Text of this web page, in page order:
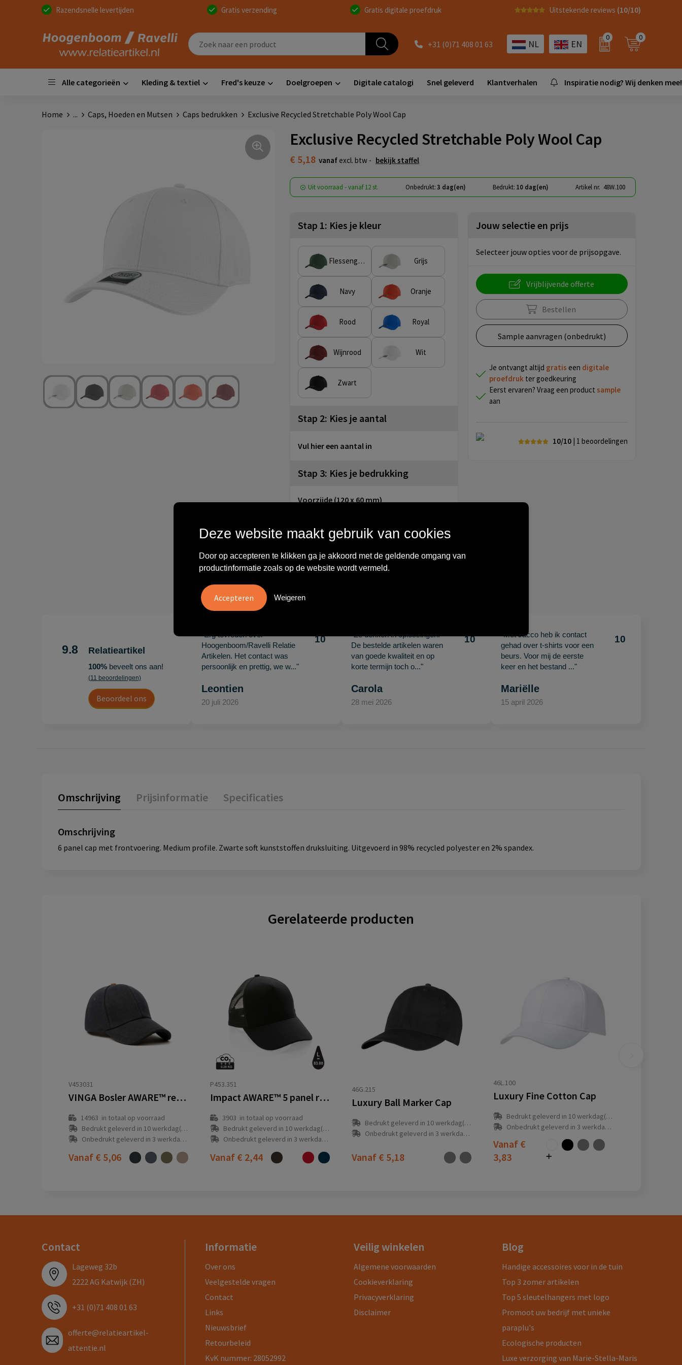
Razendsnelle levertijden Gratis verzending Gratis digitale proefdruk Uitstekende reviews (10/10)
+31 (0)71 408 01 63 NL EN
0 0
Alle categorieën Kleding & textiel Fred's keuze Doelgroepen Digitale catalogi Snel geleverd Klantverhalen Inspiratie nodig? Wij denken mee!
Home ... Caps, Hoeden en Mutsen Caps bedrukken Exclusive Recycled Stretchable Poly Wool Cap
Exclusive Recycled Stretchable Poly Wool Cap
€ 5,18 vanaf excl. btw - bekijk staffel
Uit voorraad -vanaf12 st. Onbedrukt:3 dag(en) Bedrukt: 10 dag(en) Artikel nr. 48W.100
Stap 1: Kies je kleur
Flessengroen Grijs
Navy Oranje
Rood Royal
Wijnrood Wit
Zwart
Stap 2: Kies je aantal
Vul hier een aantal in
Stap 3: Kies je bedrukking
Voorzijde (120 x 60 mm)
Linkerkant, rechterkant (60 x 40 mm)
Onbewerkt Borduren
Jouw selectie en prijs
Selecteer jouw opties voor de prijsopgave.
Vrijblijvende offerte
Bestellen
Sample aanvragen (onbedrukt)
Je ontvangt altijd gratis een digitale
proefdrukter goedkeuring
Eerst ervaren? Vraag een product sample
aan
10/10 | 1 beoordelingen
9.8 Relatieartikel
100%beveelt ons aan!
(11 beoordelingen)
Beoordeel ons
"Erg tevreden over
Hoogenboom/Ravelli Relatie
Artikelen. Het contact was
persoonlijk en prettig, we w..."
10
Leontien
20 juli 2026
"Ze denken in oplossingen.
De bestelde artikelen waren
van goede kwaliteit en op
korte termijn toch o..."
10
Carola
28 mei 2026
"Met Jacco heb ik contact
gehad over t-shirts voor een
beurs. Voor mij de eerste
keer en het bestand ..."
10
Mariëlle
15 april 2026
Omschrijving Prijsinformatie Specificaties
Omschrijving
6 panel cap met frontvoering. Medium profile. Zwarte soft kunststoffen druksluiting. Uitgevoerd in 98% recycled polyester en 2% spandex.
Gerelateerde producten
V453031
VINGA Bosler AWARE™ recycled canvas cap
14963 in totaal op voorraad
Bedrukt geleverd in 10 werkdag(en)
Onbedrukt geleverd in 3 werkdag(en)
Vanaf € 5,06
P453.351
Impact AWARE™ 5 panel recycled katoenen truckercap
3903 in totaal op voorraad
Bedrukt geleverd in 10 werkdag(en)
Onbedrukt geleverd in 3 werkdag(en)
Vanaf € 2,44
46G.215
Luxury Ball Marker Cap
Bedrukt geleverd in 10 werkdag(en)
Onbedrukt geleverd in 3 werkdag(en)
Vanaf € 5,18
46L.100
Luxury Fine Cotton Cap
Bedrukt geleverd in 10 werkdag(en)
Onbedrukt geleverd in 3 werkdag(en)
Vanaf €
3,83
Contact
Lageweg 32b
2222 AG Katwijk (ZH)
+31 (0)71 408 01 63
offerte@relatieartikel-
attentie.nl
Informatie
Over ons
Veelgestelde vragen
Contact
Links
Nieuwsbrief
Retourbeleid
KvK nummer: 28052992
Veilig winkelen
Algemene voorwaarden
Cookieverklaring
Privacyverklaring
Disclaimer
Blog
Handige accessoires voor in de tuin
Top 3 zomer artikelen
Top 5 sleutelhangers met logo
Promoot uw bedrijf met unieke
paraplu's
Ecologische producten
Luxe verzorging van Marie-Stella-Maris
Deze website maakt gebruik van cookies
Door op accepteren te klikken ga je akkoord met de geldende omgang van
productinformatie zoals op de website wordt vermeld.
Weigeren